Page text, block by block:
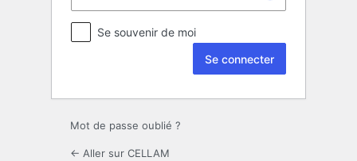
Se souvenir de moi
Mot de passe oublié ?
← Aller sur CELLAM